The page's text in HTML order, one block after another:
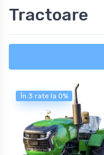
Tractoare
În 3 rate la 0%